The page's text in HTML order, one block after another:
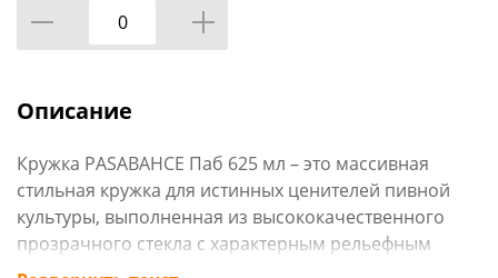
Описание
Кружка PASABAHCE Паб 625 мл – это массивная
стильная кружка для истинных ценителей пивной
культуры, выполненная из высококачественного
прозрачного стекла с характерным рельефным
рисунком. Солидный объем 625 мл создан для тех,